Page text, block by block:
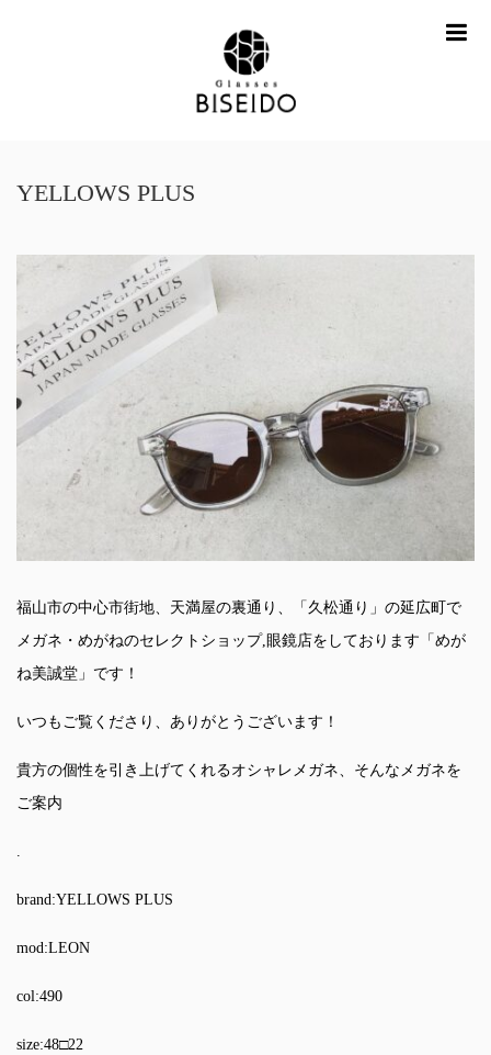
YELLOWS PLUS
福山市の中心市街地、天満屋の裏通り、「久松通り」の延広町で
メガネ・めがねのセレクトショップ,眼鏡店をしております「めが
ね美誠堂」です！
いつもご覧くださり、ありがとうございます！
貴方の個性を引き上げてくれるオシャレメガネ、そんなメガネを
ご案内
.
brand:YELLOWS PLUS
mod:LEON
col:490
size:48□22